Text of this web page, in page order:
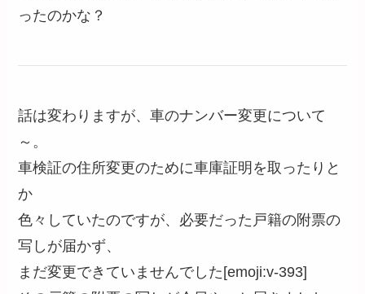
ったのかな？
話は変わりますが、車のナンバー変更について
～。
車検証の住所変更のために車庫証明を取ったりと
か
色々していたのですが、必要だった戸籍の附票の
写しが届かず、
まだ変更できていませんでした[emoji:v-393]